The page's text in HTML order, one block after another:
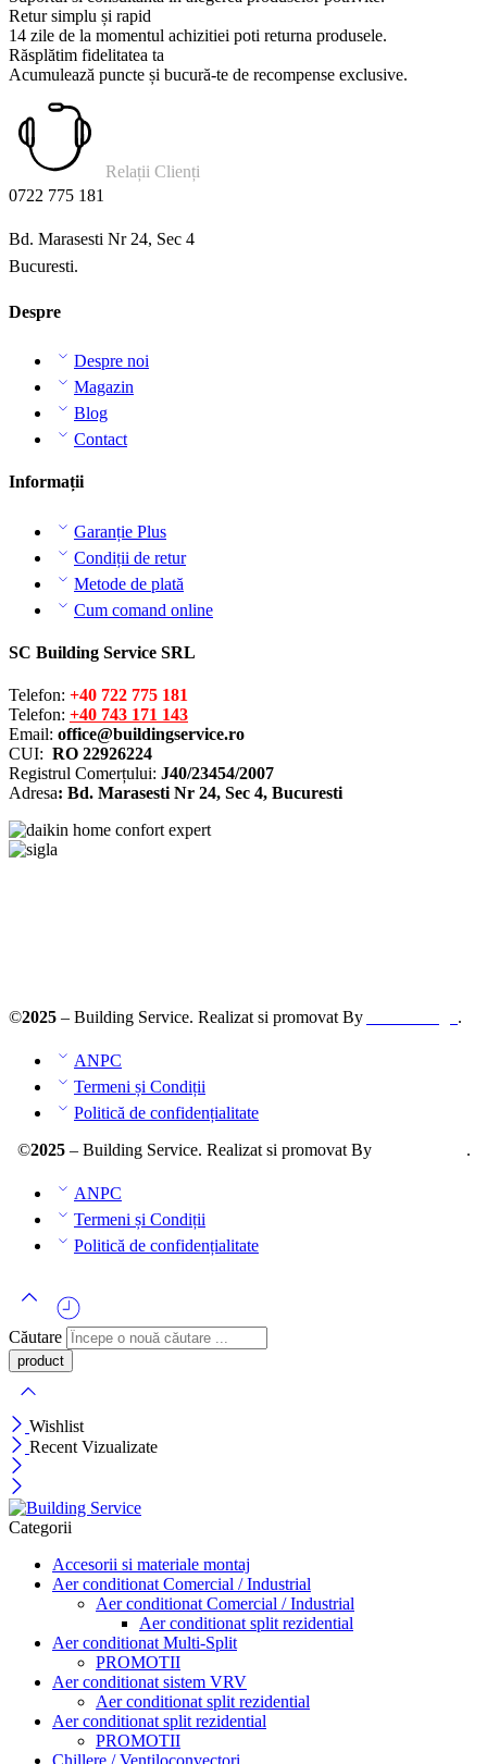
Retur simplu și rapid
14 zile de la momentul achizitiei poti returna produsele.
Răsplătim fidelitatea ta
Acumulează puncte și bucură-te de recompense exclusive.
Relații Clienți
0722 775 181
Bd. Marasesti Nr 24, Sec 4
Bucuresti.
Despre
Despre noi
Magazin
Blog
Contact
Informații
Garanție Plus
Condiții de retur
Metode de plată
Cum comand online
SC Building Service SRL
Telefon: +40 722 775 181
Telefon: +40 743 171 143
Email: office@buildingservice.ro
CUI: RO 22926224
Registrul Comerțului: J40/23454/2007
Adresa: Bd. Marasesti Nr 24, Sec 4, Bucuresti
©2025 – Building Service. Realizat si promovat By .
ANPC
Termeni și Condiții
Politică de confidențialitate
©2025– Building Service. Realizat si promovat By .
ANPC
Termeni și Condiții
Politică de confidențialitate
Căutare
Wishlist
Recent Vizualizate
Categorii
Accesorii si materiale montaj
Aer conditionat Comercial / Industrial
Aer conditionat Comercial / Industrial
Aer conditionat split rezidential
Aer conditionat Multi-Split
PROMOTII
Aer conditionat sistem VRV
Aer conditionat split rezidential
Aer conditionat split rezidential
PROMOTII
Chillere / Ventiloconvectori